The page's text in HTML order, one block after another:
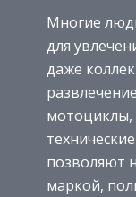
Многие
для
даже
мотоциклы,
позволяют
маркой,